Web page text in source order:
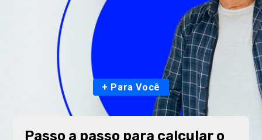
+ Para Você
Passo a passo para calcular o